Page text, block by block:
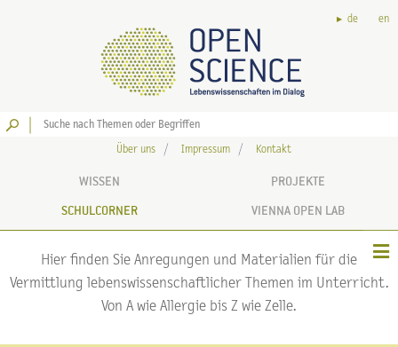
de en
Über uns Impressum Kontakt
WISSEN PROJEKTE
SCHULCORNER VIENNA OPEN LAB
Hier finden Sie Anregungen und Materialien für die
Vermittlung lebenswissenschaftlicher Themen im Unterricht.
Von A wie Allergie bis Z wie Zelle.